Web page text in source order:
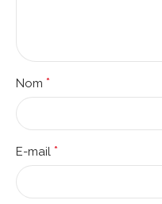
Nom *
E-mail *